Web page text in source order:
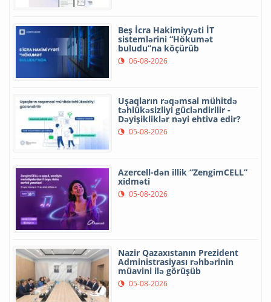
Beş İcra Hakimiyyəti İT
sistemlərini “Hökumət
buludu”na köçürüb
06-08-2026
Uşaqların rəqəmsal mühitdə
təhlükəsizliyi gücləndirilir -
Dəyişikliklər nəyi ehtiva edir?
05-08-2026
Azercell-dən illik “ZengimCELL”
xidməti
05-08-2026
Nazir Qazaxıstanın Prezident
Administrasiyası rəhbərinin
müavini ilə görüşüb
05-08-2026